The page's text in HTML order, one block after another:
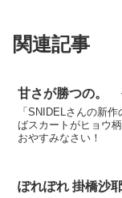
関連記事
甘さが勝つの。
「SNIDELさんの新
ばスカートがヒョウ
おやすみなさい！
ぽれぽれ 掛橋沙